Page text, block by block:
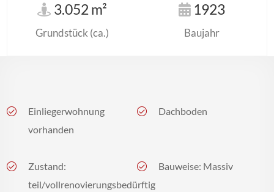
3.052 m²
Grundstück (ca.)
1923
Baujahr
Einliegerwohnung
vorhanden
Dachboden
Zustand:
teil/vollrenovierungsbedürftig
Bauweise: Massiv